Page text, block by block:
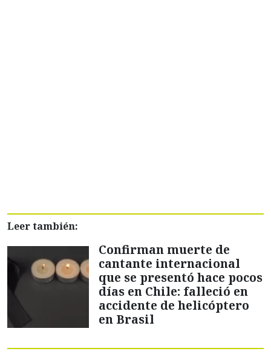
Leer también:
Confirman muerte de
cantante internacional
que se presentó hace pocos
días en Chile: falleció en
accidente de helicóptero
en Brasil